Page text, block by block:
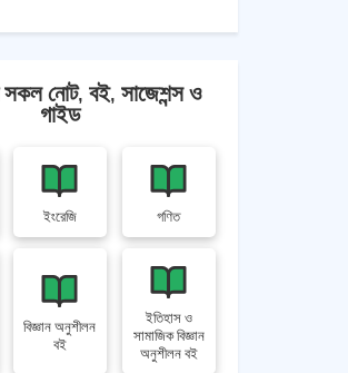
সকল নোট, বই, সাজেশন্স ও
গাইড
ইংরেজি গণিত
বিজ্ঞান অনুশীলন
বই
ইতিহাস ও
সামাজিক বিজ্ঞান
অনুশীলন বই